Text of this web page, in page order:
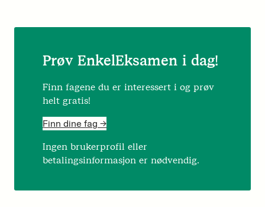
Prøv EnkelEksamen i dag!
Finn fagene du er interessert i og prøv
helt gratis!
Finn dine fag ->
Ingen brukerprofil eller
betalingsinformasjon er nødvendig.